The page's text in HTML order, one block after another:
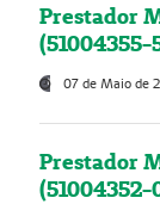
Prestador
(51004355-
07 de Maio de
Prestador
(51004352-